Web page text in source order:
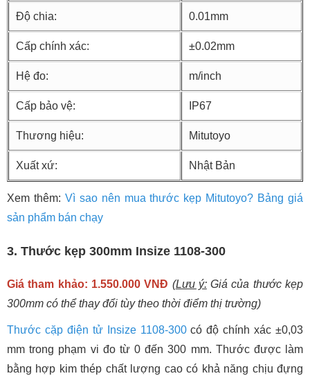
Độ chia: 0.01mm
Cấp chính xác: ±0.02mm
Hệ đo: m/inch
Cấp bảo vệ: IP67
Thương hiệu: Mitutoyo
Xuất xứ: Nhật Bản
Xem thêm: Vì sao nên mua thước kẹp Mitutoyo? Bảng giá
sản phẩm bán chạy
3. Thước kẹp 300mm Insize 1108-300
Giá tham khảo: 1.550.000 VNĐ (Lưu ý:Giá của thước kẹp
300mm có thể thay đổi tùy theo thời điểm thị trường)
Thước cặp điện tử Insize 1108-300có độ chính xác ±0,03
mm trong phạm vi đo từ 0 đến 300 mm. Thước được làm
bằng hợp kim thép chất lượng cao có khả năng chịu đựng